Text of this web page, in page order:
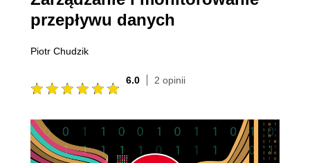
przepływu danych
Piotr Chudzik
6.0 2 opinii